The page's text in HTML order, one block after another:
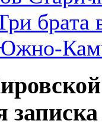
брата
записка